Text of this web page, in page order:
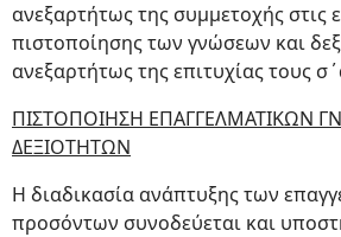
ανεξαρτήτως της συμμετοχής στις
πιστοποίησης των γνώσεων και
ανεξαρτήτως της επιτυχίας τους
ΠΙΣΤΟΠΟΙΗΣΗ ΕΠΑΓΓΕΛΜΑΤΙΚΩΝ
ΔΕΞΙΟΤΗΤΩΝ
Η διαδικασία ανάπτυξης των
προσόντων συνοδεύεται και